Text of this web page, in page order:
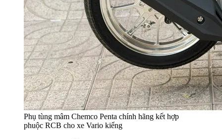
Phụ tùng mâm Chemco Penta chính hãng kết hợp
phuộc RCB cho xe Vario kiểng